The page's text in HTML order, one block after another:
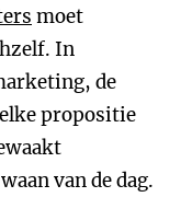
moet
In
de
propositie
van de dag.